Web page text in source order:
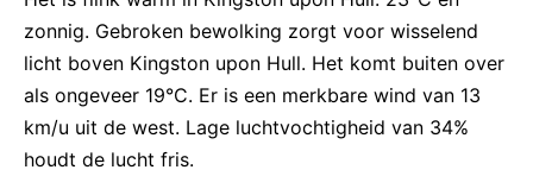
zonnig. Gebroken bewolking zorgt voor wisselend
licht boven Kingston upon Hull. Het komt buiten over
als ongeveer 19°C. Er is een merkbare wind van 13
km/u uit de west. Lage luchtvochtigheid van 34%
houdt de lucht fris.